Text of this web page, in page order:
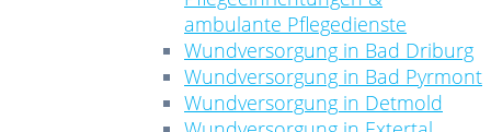
ambulante Pflegedienste
Wundversorgung in Bad Driburg
Wundversorgung in Bad Pyrmont
Wundversorgung in Detmold